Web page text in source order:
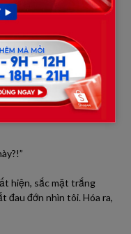
Trước mắt tôi, tất cả
hóa ra lại làanh
ức gắn bó với chồng
tim. Tôi gào lên, nắm
hiện, sắc mặt trắng
đau đớn nhìn tôi. Hóa ra,